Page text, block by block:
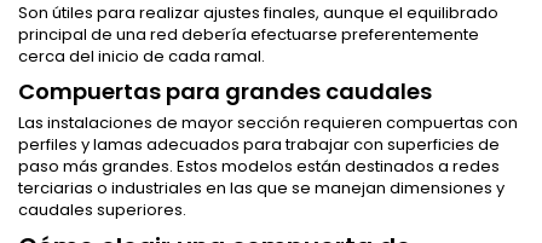
Son útiles para realizar ajustes finales, aunque el equilibrado
principal de una red debería efectuarse preferentemente
cerca del inicio de cada ramal.
Compuertas para grandes caudales
Las instalaciones de mayor sección requieren compuertas con
perfiles y lamas adecuados para trabajar con superficies de
paso más grandes. Estos modelos están destinados a redes
terciarias o industriales en las que se manejan dimensiones y
caudales superiores.